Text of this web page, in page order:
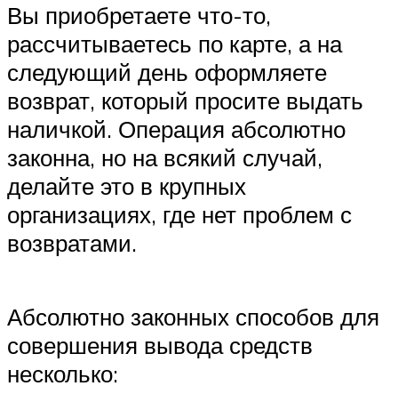
Вы приобретаете что-то,
рассчитываетесь по карте, а на
следующий день оформляете
возврат, который просите выдать
наличкой. Операция абсолютно
законна, но на всякий случай,
делайте это в крупных
организациях, где нет проблем с
возвратами.
Абсолютно законных способов для
совершения вывода средств
несколько: